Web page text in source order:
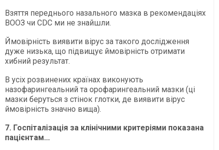
Взяття переднього назального мазка в рекомендаціях
ВООЗ чи CDC ми не знайшли.
Ймовірність виявити вірус за такого дослідження
дуже низька, що підвищує ймовірність отримати
хибний результат.
В усіх розвинених країнах виконують
назофарингеальний та орофарингеальний мазки (ці
мазки беруться з стінок глотки, де виявити вірус
ймовірність значно вища).
7. Госпіталізація за клінічними критеріями показана
пацієнтам...